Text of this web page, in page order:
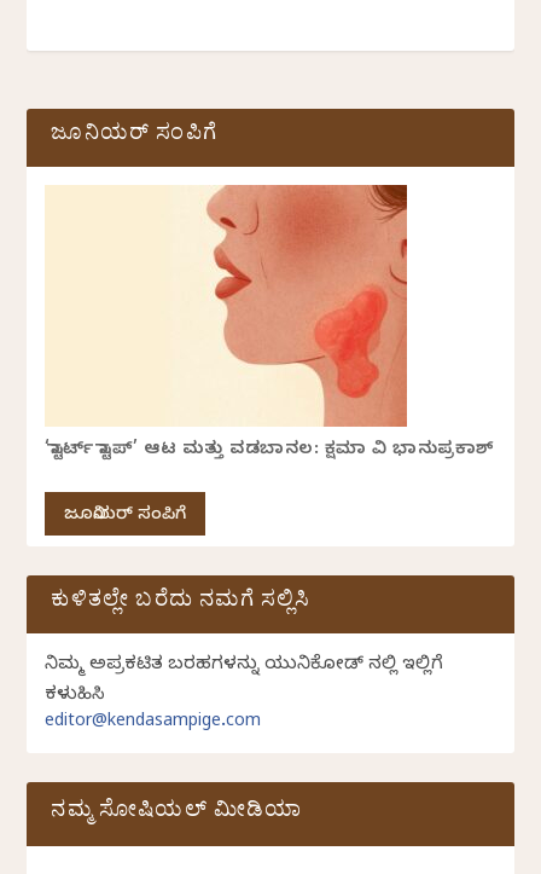
ಜೂನಿಯರ್ ಸಂಪಿಗೆ
‘ಸ್ಟಾರ್ಟ್ ಸ್ಟಾಪ್’ ಆಟ ಮತ್ತು ವಡಬಾನಲ: ಕ್ಷಮಾ ವಿ ಭಾನುಪ್ರಕಾಶ್
ಜೂನಿಯರ್ ಸಂಪಿಗೆ
ಕುಳಿತಲ್ಲೇ ಬರೆದು ನಮಗೆ ಸಲ್ಲಿಸಿ
ನಿಮ್ಮ ಅಪ್ರಕಟಿತ ಬರಹಗಳನ್ನು ಯುನಿಕೋಡ್ ನಲ್ಲಿ ಇಲ್ಲಿಗೆ
ಕಳುಹಿಸಿ
editor@kendasampige.com
ನಮ್ಮ ಸೋಷಿಯಲ್‌ ಮೀಡಿಯಾ